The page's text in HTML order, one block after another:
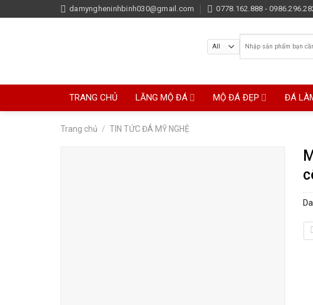
to
damyngheninhbinh030@gmail.com 0778.162.888 -
Tìm
kiếm:
TRANG CHỦ LĂNG MỘ ĐÁ MỘ ĐÁ ĐẸP ĐÁ
Trang chủ / TIN TỨC ĐÁ MỸ NGHỆ